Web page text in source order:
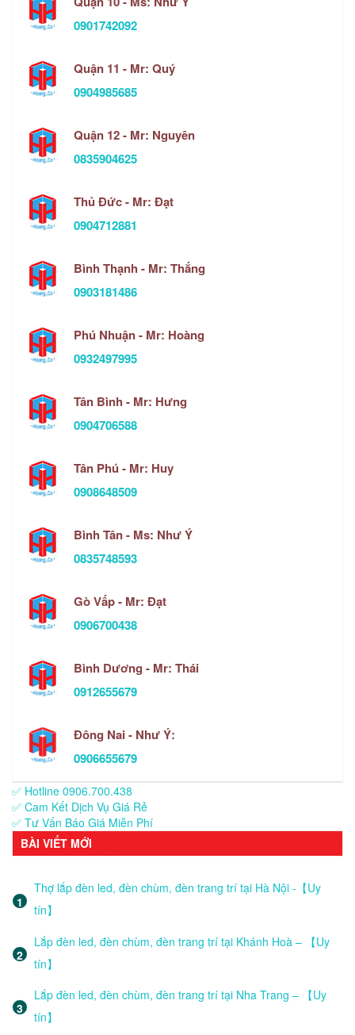
0901742092
Quận 11 - Mr: Quý
0904985685
Quận 12 - Mr: Nguyên
0835904625
Thủ Đức - Mr: Đạt
0904712881
Bình Thạnh - Mr: Thắng
0903181486
Phú Nhuận - Mr: Hoàng
0932497995
Tân Bình - Mr: Hưng
0904706588
Tân Phú - Mr: Huy
0908648509
Bình Tân - Ms: Như Ý
0835748593
Gò Vấp - Mr: Đạt
0906700438
Bình Dương - Mr: Thái
0912655679
Đông Nai - Như Ý:
0906655679
✅ Hotline 0906.700.438
✅ Cam Kết Dịch Vụ Giá Rẻ
✅ Tư Vấn Báo Giá Miễn Phí
BÀI VIẾT MỚI
Thợ lắp đèn led, đèn chùm, đèn trang trí tại Hà Nội -【Uy
tín】
Lắp đèn led, đèn chùm, đèn trang trí tại Khánh Hoà – 【Uy
tín】
Lắp đèn led, đèn chùm, đèn trang trí tại Nha Trang – 【Uy
tín】